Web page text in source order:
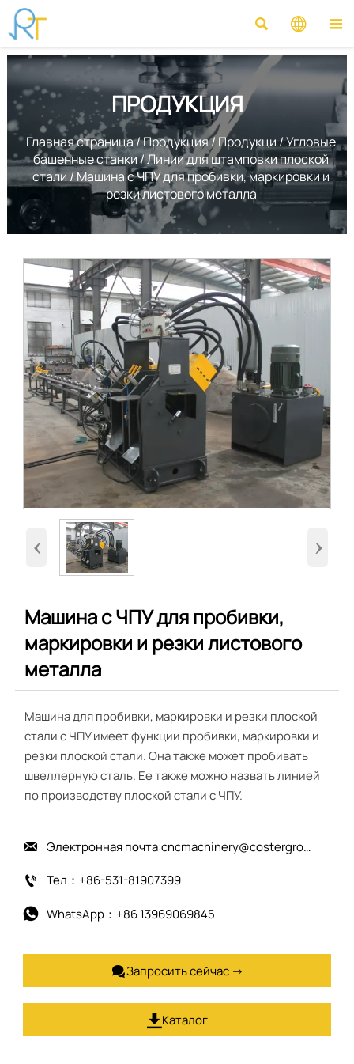
  
ПРОДУКЦИЯ
Главная страница/Продукция/ Продукци /Угловые
башенные станки/Линии для штамповки плоской
стали / Машина с ЧПУ для пробивки, маркировки и
резки листового металла
‹ ›
Машина с ЧПУ для пробивки,
маркировки и резки листового
металла
Машина для пробивки, маркировки и резки плоской
стали с ЧПУ имеет функции пробивки, маркировки и
резки плоской стали. Она также может пробивать
швеллерную сталь. Ее также можно назвать линией
по производству плоской стали с ЧПУ.
 Электронная почта:cncmachinery@costergroup.cn
 Тел：+86-531-81907399
 WhatsApp：+86 13969069845
Запросить сейчас →
 Каталог